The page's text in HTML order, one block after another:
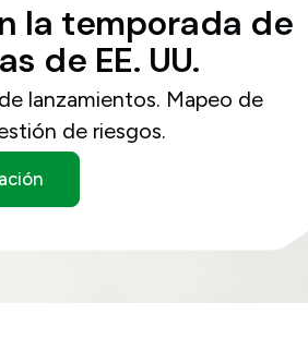
la temporada de
de EE. UU.
lanzamientos. Mapeo de
de riesgos.